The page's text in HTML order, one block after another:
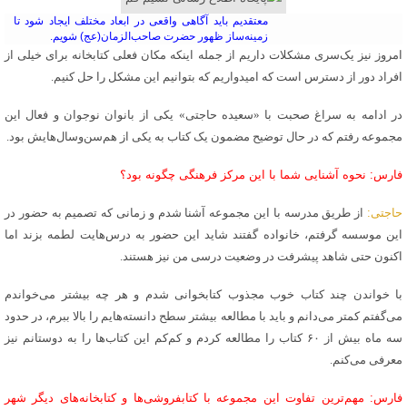
معتقدیم باید آگاهی واقعی در ابعاد مختلف ایجاد شود تا
زمینه‌ساز ظهور حضرت صاحب‌الزمان(عج) شویم.
امروز نیز یک‌سری مشکلات داریم از جمله اینکه مکان فعلی کتابخانه برای خیلی از
افراد دور از دسترس است که امیدواریم که بتوانیم این مشکل را حل کنیم.
در ادامه به سراغ صحبت با «سعیده حاجتی» یکی از بانوان نوجوان و فعال این
مجموعه رفتم که در حال توضیح مضمون یک کتاب به یکی از هم‌سن‌وسال‌هایش بود.
فارس: نحوه آشنایی شما با این مرکز فرهنگی چگونه بود؟
حاجتی: از طریق مدرسه با این مجموعه آشنا شدم و زمانی که تصمیم به حضور در
این موسسه گرفتم، خانواده گفتند شاید این حضور به درس‌هایت لطمه بزند اما
اکنون حتی شاهد پیشرفت در وضعیت درسی من نیز هستند.
با خواندن چند کتاب خوب مجذوب کتابخوانی شدم و هر چه بیشتر می‌خواندم
می‌گفتم کمتر می‌دانم و باید با مطالعه بیشتر سطح دانسته‌هایم را بالا ببرم، در حدود
سه ماه بیش از ۶۰ کتاب را مطالعه کردم و کم‌کم این کتاب‌ها را به دوستانم نیز
معرفی می‌کنم.
فارس: مهم‌ترین تفاوت این مجموعه با کتابفروشی‌ها و کتابخانه‌های دیگر شهر